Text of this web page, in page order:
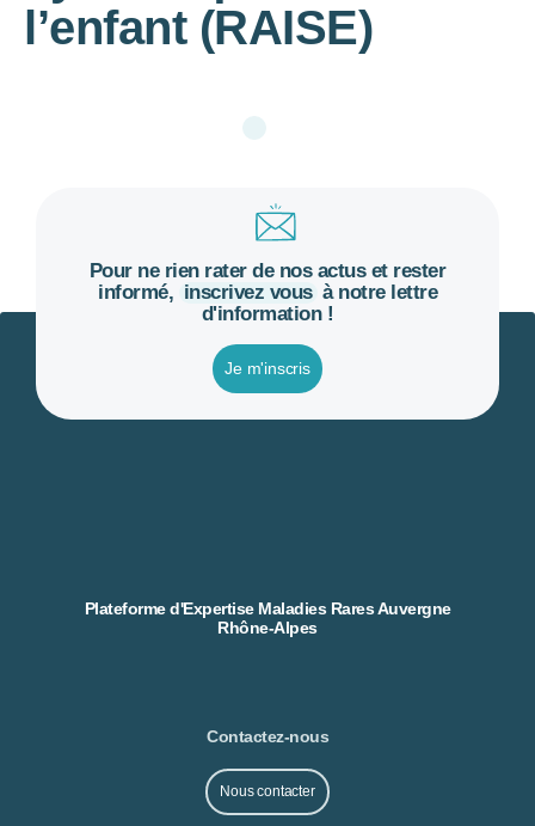
l’enfant (RAISE)
Pour ne rien rater de nos actus et rester
informé, inscrivez vous à notre lettre
d'information !
Je m'inscris
Plateforme d'Expertise Maladies Rares Auvergne
Rhône-Alpes
Contactez-nous
Nous contacter